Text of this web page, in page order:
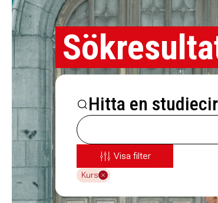
Hitta en
Visa filter
Kurs